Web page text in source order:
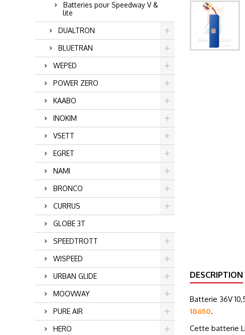
Batteries pour Speedway V &
lite
DUALTRON
BLUETRAN
WEPED
POWER ZERO
KAABO
INOKIM
VSETT
EGRET
NAMI
BRONCO
CURRUS
GLOBE 3T
SPEEDTROTT
WISPEED
URBAN GLIDE
MOOVWAY
PURE AIR
HERO
DESCRIPTION
Batterie 36V
18650.
Cette batterie